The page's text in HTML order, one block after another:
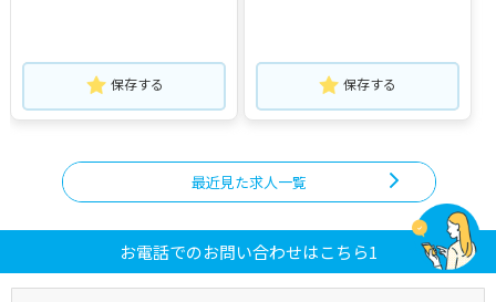
保存する 保存する
最近見た求人一覧
お電話でのお問い合わせはこちら1